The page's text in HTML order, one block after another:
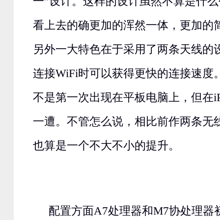
看上去的确更加的浑然一体，更加的
另外一大特色在于采用了两条天线的
连接WiFi时可以获得更快的连接速度
不是第一次出现在平板电脑上，但在
一遭。不管怎么说，相比前作两条无
也算是一个不大不小的提升。
配置方面A7处理器和M7协处理器